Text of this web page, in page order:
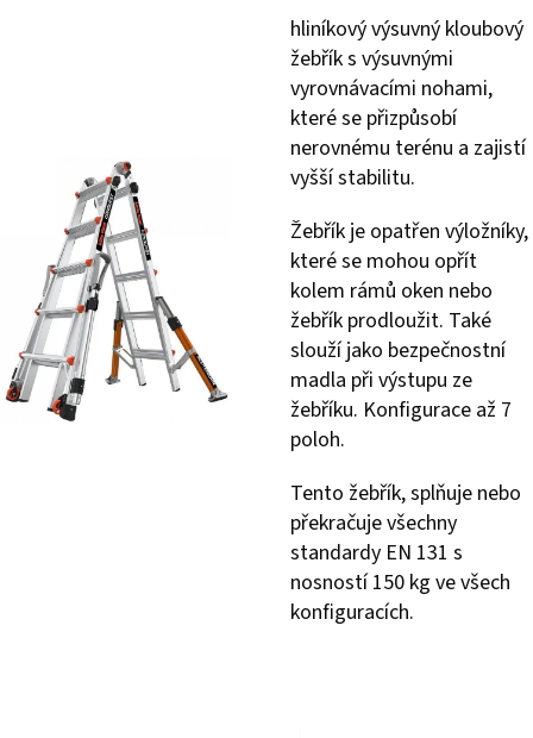
hliníkový výsuvný kloubový
žebřík s výsuvnými
vyrovnávacími nohami,
které se přizpůsobí
nerovnému terénu a zajistí
vyšší stabilitu.
Žebřík je opatřen výložníky,
které se mohou opřít
kolem rámů oken nebo
žebřík prodloužit. Také
slouží jako bezpečnostní
madla při výstupu ze
žebříku. Konfigurace až 7
poloh.
Tento žebřík, splňuje nebo
překračuje všechny
standardy EN 131 s
nosností 150 kg ve všech
konfiguracích.